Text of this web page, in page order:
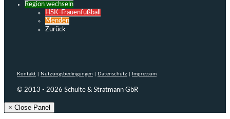
Region wechseln
HSK-Frauenfußball
Menden
Zurück
Kontakt Nutzungsbedingungen Datenschutz Impressum
© 2013 - 2026 Schulte & Stratmann GbR
× Close Panel